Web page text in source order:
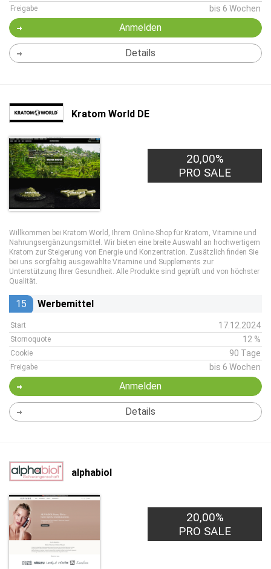
Freigabe bis 6 Wochen
Anmelden
Details
Kratom World DE
20,00%
PRO SALE
Willkommen bei Kratom World , Ihrem Online-Shop für Kratom, Vitamine und
Nahrungsergänzungsmittel. Wir bieten eine breite Auswahl an hochwertigem
Kratom zur Steigerung von Energie und Konzentration. Zusätzlich finden Sie
bei uns sorgfältig ausgewählte Vitamine und Supplements zur
Unterstützung Ihrer Gesundheit. Alle Produkte sind geprüft und von höchster
Qualität.
15 Werbemittel
Start 17.12.2024
Stornoquote 12 %
Cookie 90 Tage
Freigabe bis 6 Wochen
Anmelden
Details
alphabiol
20,00%
PRO SALE